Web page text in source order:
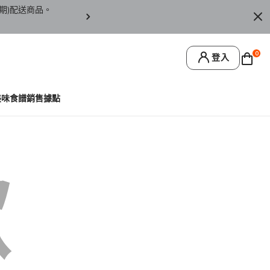
)配送商品。 訂單僅限台灣本島地區配送，恕無法寄送離島
登入 0
食譜銷售據點